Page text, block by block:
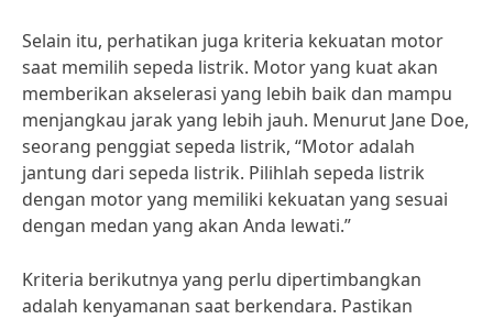
Selain itu, perhatikan juga kriteria kekuatan motor
saat memilih sepeda listrik. Motor yang kuat akan
memberikan akselerasi yang lebih baik dan mampu
menjangkau jarak yang lebih jauh. Menurut Jane Doe,
seorang penggiat sepeda listrik, “Motor adalah
jantung dari sepeda listrik. Pilihlah sepeda listrik
dengan motor yang memiliki kekuatan yang sesuai
dengan medan yang akan Anda lewati.”
Kriteria berikutnya yang perlu dipertimbangkan
adalah kenyamanan saat berkendara. Pastikan